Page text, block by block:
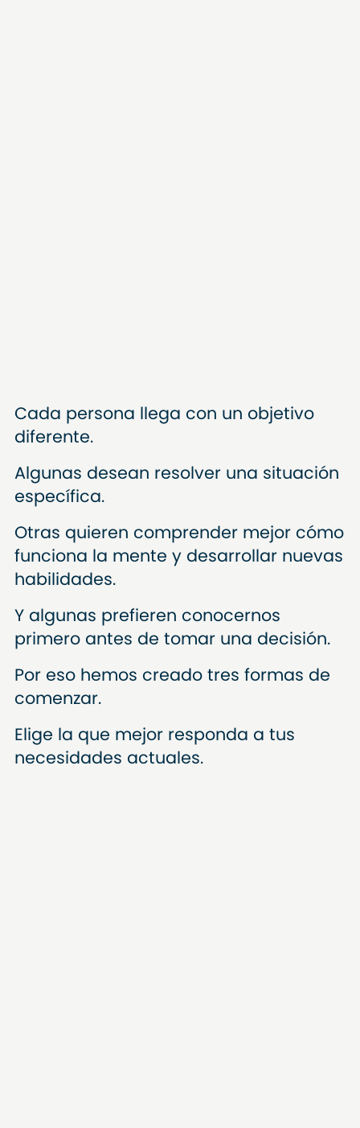
Cada persona llega con un objetivo
diferente.
Algunas desean resolver una situación
específica.
Otras quieren comprender mejor cómo
funciona la mente y desarrollar nuevas
habilidades.
Y algunas prefieren conocernos
primero antes de tomar una decisión.
Por eso hemos creado tres formas de
comenzar.
Elige la que mejor responda a tus
necesidades actuales.